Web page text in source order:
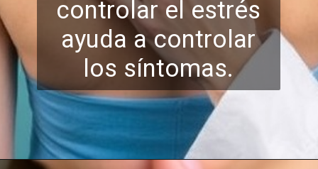
controlar el estrés
ayuda a controlar
los síntomas.